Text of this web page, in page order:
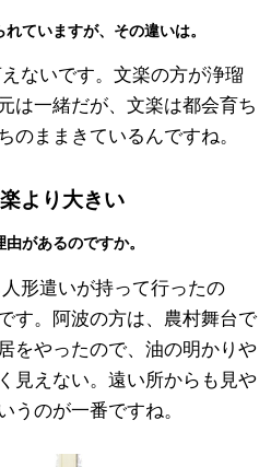
ていますが、その違いは。
ないです。文楽の方が浄瑠
は一緒だが、文楽は都会育ち
のままきているんですね。
より大きい
があるのですか。
形遣いが持って行ったの
す。阿波の方は、農村舞台で
をやったので、油の明かりや
見えない。遠い所からも見や
のが一番ですね。